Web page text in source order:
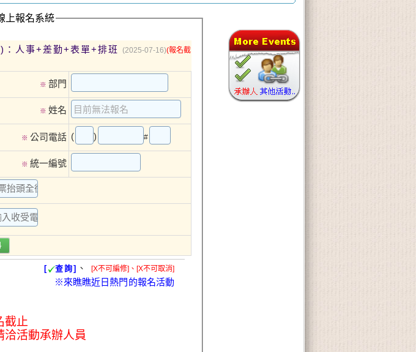
上報名系統
人事+差勤+表單+排班 (2025-07-16)(報名截
※ 部門
※ 姓名
※ 公司電話 ( ) #
※ 統一編號
[ 查詢] 、 [X不可編修]、[X不可取消]
※來瞧瞧近日熱門的報名活動
截止
洽活動承辦人員